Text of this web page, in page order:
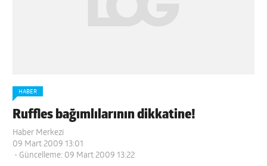
HABER
Ruffles bağımlılarının dikkatine!
Haber Merkezi
09 Mart 2009 13:01
- Güncelleme: 09 Mart 2009 13:22